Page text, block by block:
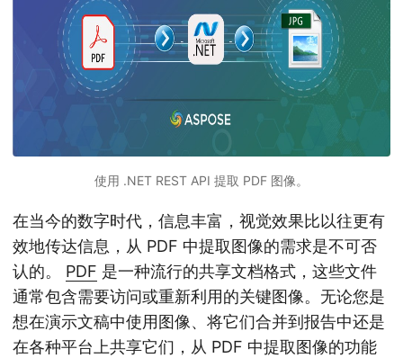
使用 .NET REST API 提取 PDF 图像。
在当今的数字时代，信息丰富，视觉效果比以往更有
效地传达信息，从 PDF 中提取图像的需求是不可否
认的。 PDF 是一种流行的共享文档格式，这些文件
通常包含需要访问或重新利用的关键图像。无论您是
想在演示文稿中使用图像、将它们合并到报告中还是
在各种平台上共享它们，从 PDF 中提取图像的功能